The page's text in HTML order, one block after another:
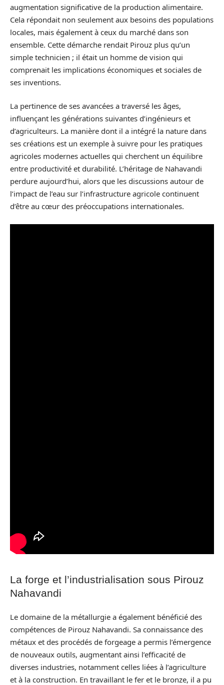
augmentation significative de la production alimentaire.
Cela répondait non seulement aux besoins des populations
locales, mais également à ceux du marché dans son
ensemble. Cette démarche rendait Pirouz plus qu’un
simple technicien ; il était un homme de vision qui
comprenait les implications économiques et sociales de
ses inventions.
La pertinence de ses avancées a traversé les âges,
influençant les générations suivantes d’ingénieurs et
d’agriculteurs. La manière dont il a intégré la nature dans
ses créations est un exemple à suivre pour les pratiques
agricoles modernes actuelles qui cherchent un équilibre
entre productivité et durabilité. L’héritage de Nahavandi
perdure aujourd’hui, alors que les discussions autour de
l’impact de l’eau sur l’infrastructure agricole continuent
d’être au cœur des préoccupations internationales.
La forge et l’industrialisation sous Pirouz
Nahavandi
Le domaine de la métallurgie a également bénéficié des
compétences de Pirouz Nahavandi. Sa connaissance des
métaux et des procédés de forgeage a permis l’émergence
de nouveaux outils, augmentant ainsi l’efficacité de
diverses industries, notamment celles liées à l’agriculture
et à la construction. En travaillant le fer et le bronze, il a pu